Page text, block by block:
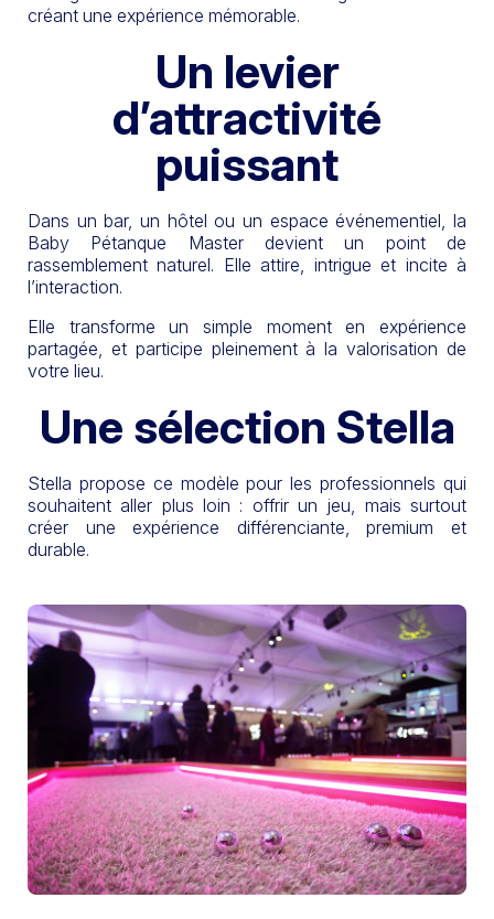
créant une expérience mémorable.
Un levier
d’attractivité
puissant
Dans un bar, un hôtel ou un espace événementiel, la
Baby Pétanque Master devient un point de
rassemblement naturel. Elle attire, intrigue et incite à
l’interaction.
Elle transforme un simple moment en expérience
partagée, et participe pleinement à la valorisation de
votre lieu.
Une sélection Stella
Stella propose ce modèle pour les professionnels qui
souhaitent aller plus loin : offrir un jeu, mais surtout
créer une expérience différenciante, premium et
durable.